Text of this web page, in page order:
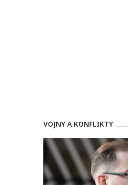
VOJNY A KONFLIKTY